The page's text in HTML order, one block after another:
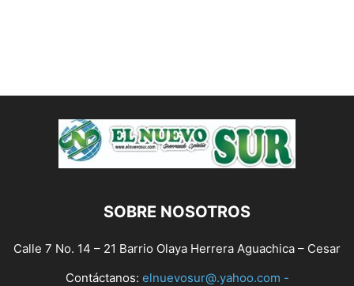
SOBRE NOSOTROS
Calle 7 No. 14 – 21 Barrio Olaya Herrera Aguachica – Cesar
Contáctanos: elnuevosur@.yahoo.com -